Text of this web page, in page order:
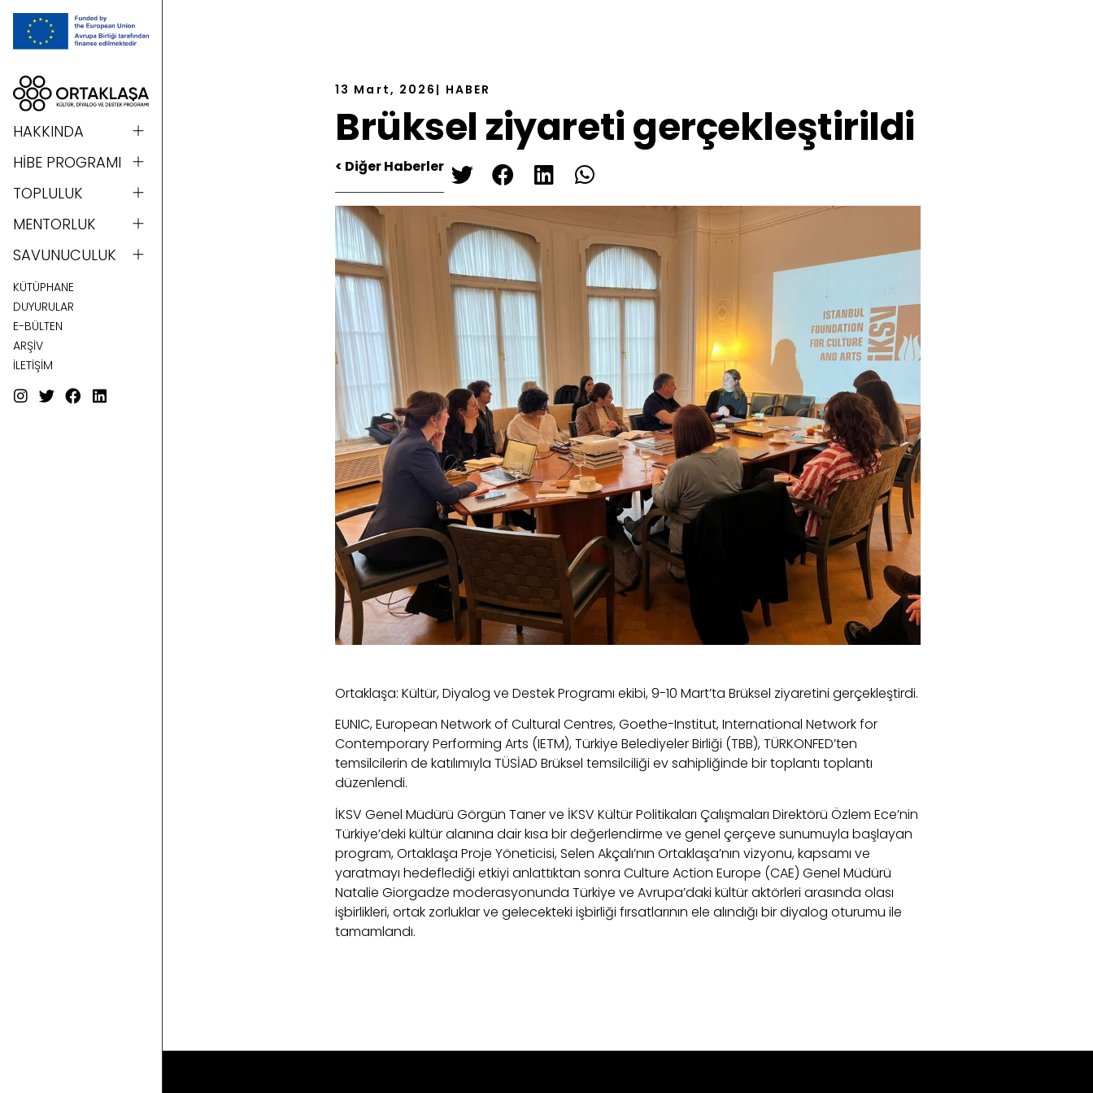
HAKKINDA
HİBE PROGRAMI
TOPLULUK
MENTORLUK
SAVUNUCULUK
KÜTÜPHANE
DUYURULAR
E-BÜLTEN
ARŞİV
İLETİŞİM
13 Mart, 2026 | HABER
Brüksel ziyareti gerçekleştirildi
< Diğer Haberler
Ortaklaşa: Kültür, Diyalog ve Destek Programı ekibi, 9-10 Mart’ta Brüksel ziyaretini gerçekleştirdi.
EUNIC, European Network of Cultural Centres, Goethe-Institut, International Network for
Contemporary Performing Arts (IETM), Türkiye Belediyeler Birliği (TBB), TÜRKONFED’ten
temsilcilerin de katılımıyla TÜSİAD Brüksel temsilciliği ev sahipliğinde bir toplantı toplantı
düzenlendi.
İKSV Genel Müdürü Görgün Taner ve İKSV Kültür Politikaları Çalışmaları Direktörü Özlem Ece’nin
Türkiye’deki kültür alanına dair kısa bir değerlendirme ve genel çerçeve sunumuyla başlayan
program, Ortaklaşa Proje Yöneticisi, Selen Akçalı’nın Ortaklaşa’nın vizyonu, kapsamı ve
yaratmayı hedeflediği etkiyi anlattıktan sonra Culture Action Europe (CAE) Genel Müdürü
Natalie Giorgadze moderasyonunda Türkiye ve Avrupa’daki kültür aktörleri arasında olası
işbirlikleri, ortak zorluklar ve gelecekteki işbirliği fırsatlarının ele alındığı bir diyalog oturumu ile
tamamlandı.